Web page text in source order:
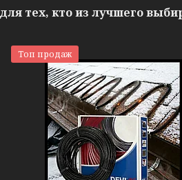
для тех, кто из лучшего
Топ продаж
Кабель DEVIsnow